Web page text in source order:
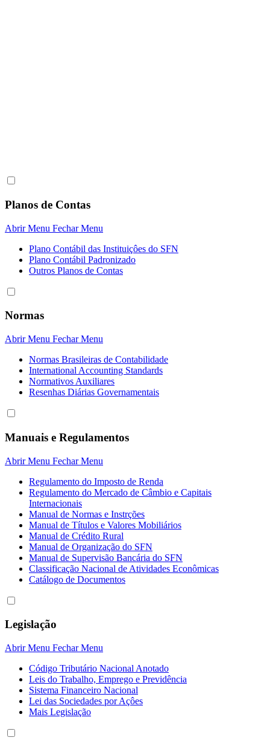
Planos de Contas
Abrir Menu Fechar Menu
Plano Contábil das Instituiçôes do SFN
Plano Contábil Padronizado
Outros Planos de Contas
Normas
Abrir Menu Fechar Menu
Normas Brasileiras de Contabilidade
International Accounting Standards
Normativos Auxiliares
Resenhas Diárias Governamentais
Manuais e Regulamentos
Abrir Menu Fechar Menu
Regulamento do Imposto de Renda
Regulamento do Mercado de Câmbio e Capitais
Internacionais
Manual de Normas e Instrções
Manual de Títulos e Valores Mobiliários
Manual de Crédito Rural
Manual de Organização do SFN
Manual de Supervisão Bancária do SFN
Classificação Nacional de Atividades Econômicas
Catálogo de Documentos
Legislação
Abrir Menu Fechar Menu
Código Tributário Nacional Anotado
Leis do Trabalho, Emprego e Previdência
Sistema Financeiro Nacional
Lei das Sociedades por Açôes
Mais Legislação